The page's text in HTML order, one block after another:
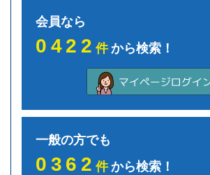
会員なら
0422件から検索！
一般の方でも
0362件から検索！